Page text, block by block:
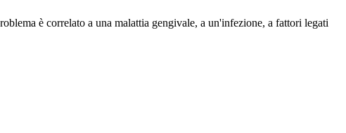
è correlato a una malattia gengivale, a un'infezione, a fattori legati